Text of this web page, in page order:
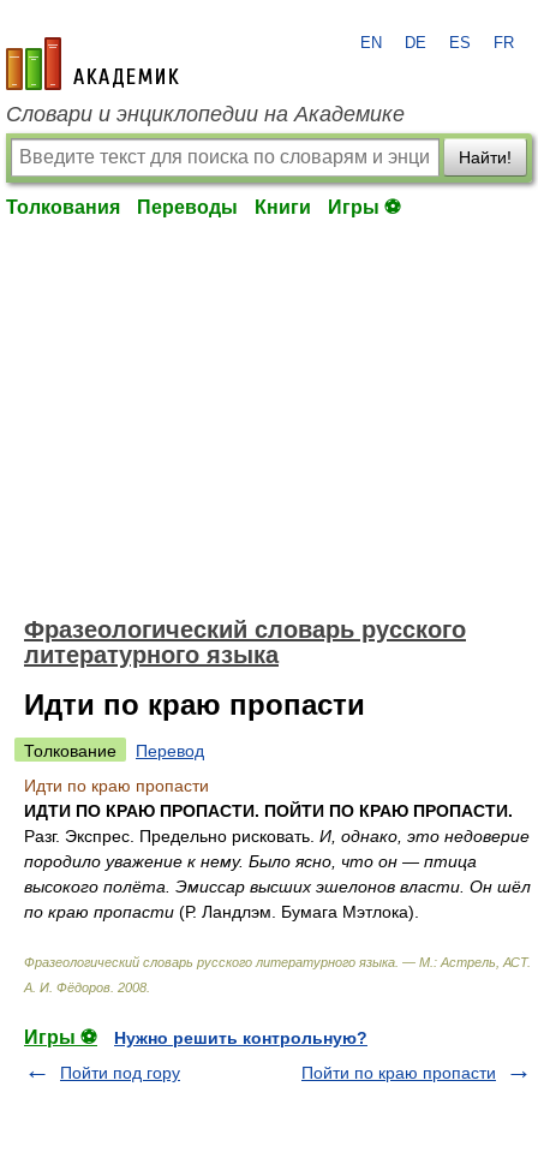
academic.ru
EN DE ES FR
Словари и энциклопедии на Академике
Найти!
Толкования Переводы Книги Игры ⚽
Фразеологический словарь русского
литературного языка
Идти по краю пропасти
Толкование
Перевод
Идти по краю пропасти
ИДТИ ПО КРАЮ ПРОПАСТИ. ПОЙТИ ПО КРАЮ ПРОПАСТИ.
Разг. Экспрес. Предельно рисковать. И, однако, это недоверие
породило уважение к нему. Было ясно, что он — птица
высокого полёта. Эмиссар высших эшелонов власти. Он шёл
по краю пропасти (Р. Ландлэм. Бумага Мэтлока).
Фразеологический словарь русского литературного языка. — М.: Астрель, АСТ.
А. И. Фёдоров 2008
Игры ⚽
Нужно решить контрольную?
Пойти под гору
Пойти по краю пропасти